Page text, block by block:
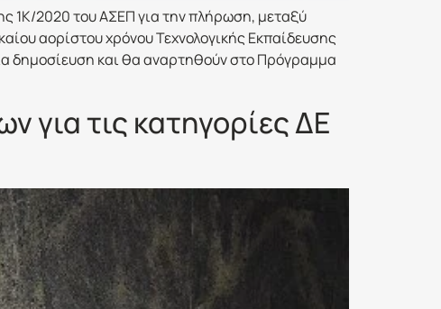
1Κ/2020 του ΑΣΕΠ για την πλήρωση, μεταξύ
αορίστου χρόνου Τεχνολογικής Εκπαίδευσης
δημοσίευση και θα αναρτηθούν στο Πρόγραμμα
τις κατηγορίες ΔΕ